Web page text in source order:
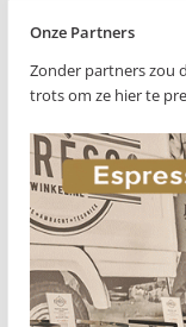
Onze Partners
Zonder partners zou
trots om ze hier te